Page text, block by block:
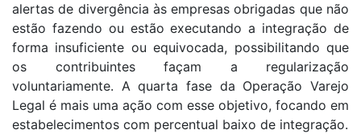
alertas de divergência às empresas obrigadas que não
estão fazendo ou estão executando a integração de
forma insuficiente ou equivocada, possibilitando que
os contribuintes façam a regularização
voluntariamente. A quarta fase da Operação Varejo
Legal é mais uma ação com esse objetivo, focando em
estabelecimentos com percentual baixo de integração.